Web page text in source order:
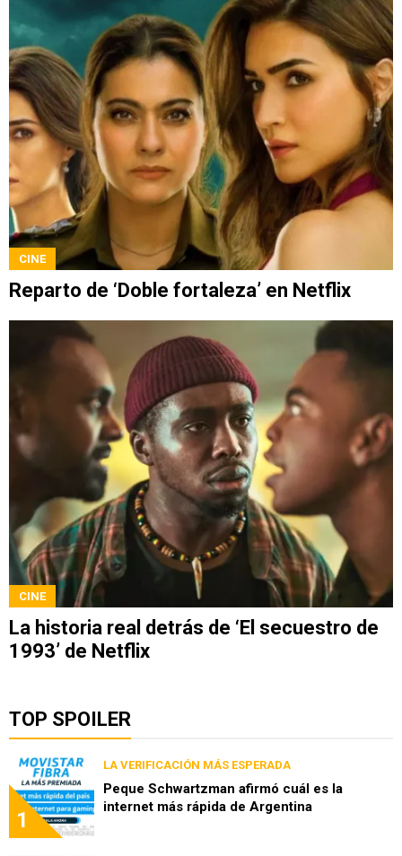
CINE
Reparto de ‘Doble fortaleza’ en Netflix
CINE
La historia real detrás de ‘El secuestro de
1993’ de Netflix
TOP SPOILER
1
LA VERIFICACIÓN MÁS ESPERADA
Peque Schwartzman afirmó cuál es la
internet más rápida de Argentina